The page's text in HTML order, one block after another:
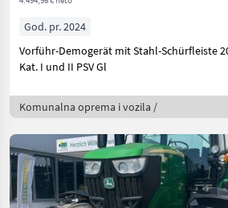
God. pr. 2024
Vorführ-Demogerät mit Stahl-Schürfleiste 20 mm Anbaurahmen
Kat. I und II PSV Gl
Komunalna oprema i vozila /